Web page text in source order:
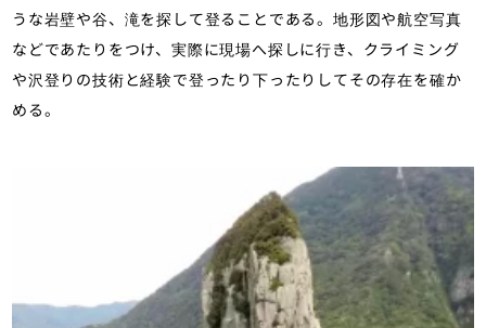
うな岩壁や谷、滝を探して登ることである。地形図や航空写真
などであたりをつけ、実際に現場へ探しに行き、クライミング
や沢登りの技術と経験で登ったり下ったりしてその存在を確か
める。